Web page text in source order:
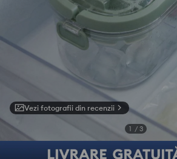
Vezi fotografii din recenzii
1 / 3